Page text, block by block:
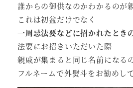
誰からの御供なのかわかるのが
これは初盆だけでなく
一周忌法要などに招かれたとき
法要にお招きいただいた際
親戚が集まると同じ名前になる
フルネームで外熨斗をお勧めし